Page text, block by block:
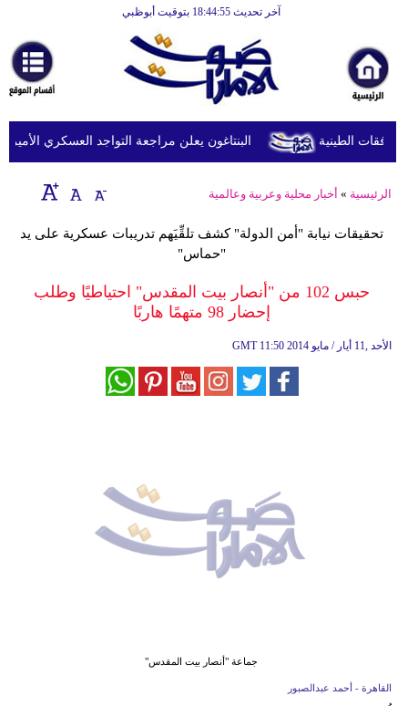
آخر تحديث 18:44:55 بتوقيت أبوظبي
أخبارعاجلة
رياضة
ثقافة
إقتصاد
وموسيقى
البنتاغون يعلن مراجعة التواجد العسكري الأميركي
الرئيسية » أخبار محلية وعربية وعالمية
تحقيقات نيابة "أمن الدولة" كشف تلقِّيَهم تدريبات عسكرية على يد
"حماس"
حبس 102 من "أنصار بيت المقدس" احتياطيًا وطلب
إحضار 98 متهمًا هاربًا
GMT 11:50 2014 الأحد ,11 أيار / مايو
جماعة "أنصار بيت المقدس"
القاهرة - أحمد عبدالصبور